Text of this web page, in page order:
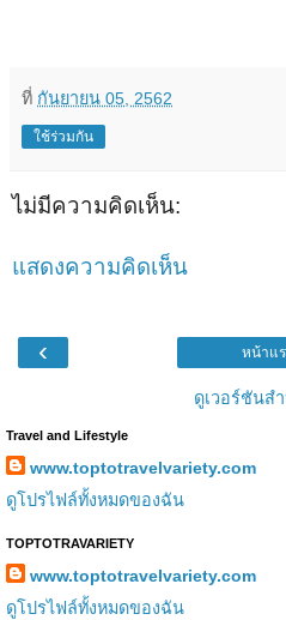
ที่ กันยายน 05, 2562
ใช้ร่วมกัน
ไม่มีความคิดเห็น:
แสดงความคิดเห็น
‹ หน้าแ
ดูเวอร์ชันส
Travel and Lifestyle
www.toptotravelvariety.com
ดูโปรไฟล์ทั้งหมดของฉัน
TOPTOTRAVARIETY
www.toptotravelvariety.com
ดูโปรไฟล์ทั้งหมดของฉัน